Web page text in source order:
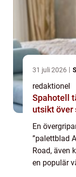
31 juli 2026
redaktionel
Spahotell tällberg
utsikt över
En
”palettblad
Road, även
en populär